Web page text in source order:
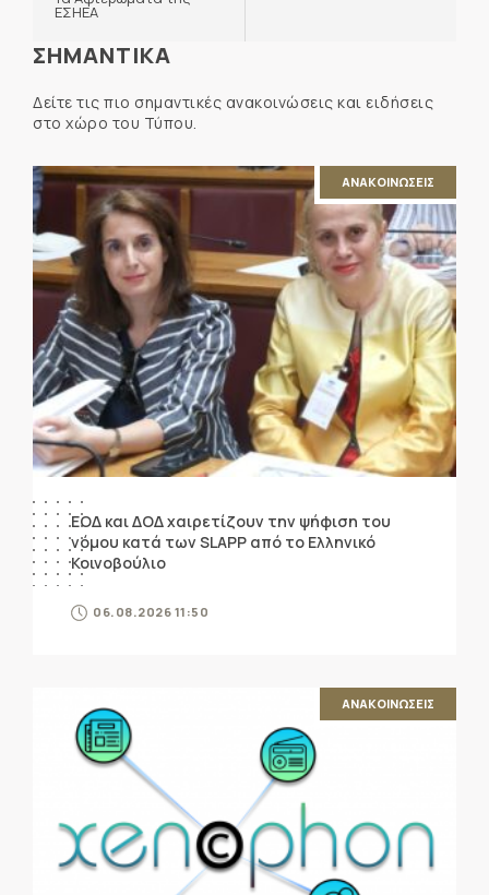
ΕΣΗΕΑ
ΣΗΜΑΝΤΙΚΑ
Δείτε τις πιο σημαντικές ανακοινώσεις και ειδήσεις
στο χώρο του Τύπου.
ΑΝΑΚΟΙΝΩΣΕΙΣ
ΕΟΔ και ΔΟΔ χαιρετίζουν την ψήφιση του
νόμου κατά των SLAPP από το Ελληνικό
Κοινοβούλιο
06.08.2026 11:50
ΑΝΑΚΟΙΝΩΣΕΙΣ